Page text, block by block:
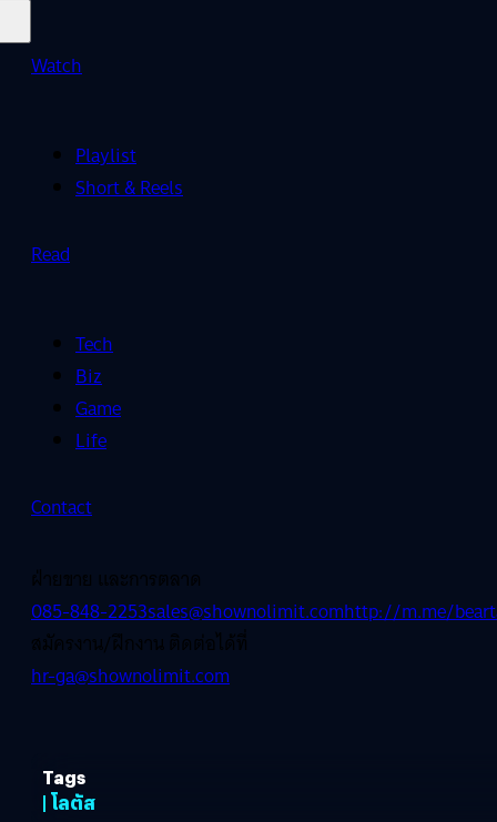
Watch
Playlist
Short & Reels
Read
Tech
Biz
Game
Life
Contact
ฝ่ายขาย และการตลาด
085-848-2253sales@shownolimit.comhttp://m.me/
สมัครงาน/ฝึกงาน ติดต่อได้ที่
hr-ga@shownolimit.com
Tags
| โลตัส